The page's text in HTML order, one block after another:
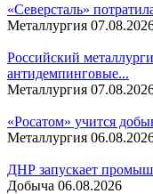
«Северсталь»
Металлургия
Российский
антидемпинговые...
Металлургия
«Росатом» учится
Металлургия
ДНР запускает
Добыча 06.08.2026